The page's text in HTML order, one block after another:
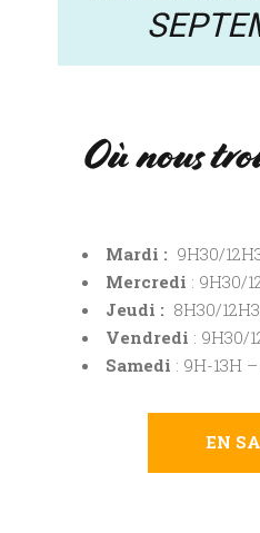
Où nous
Mardi : 9H30/
Mercredi : 9H30/
Jeudi : 8H30/
Vendredi : 9H30/
Samedi : 9H-13H
EN